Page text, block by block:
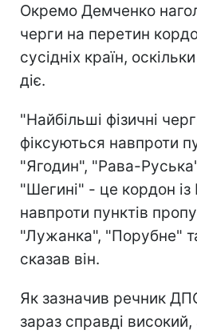
Окремо Демченко
черги на перетин
сусідніх країн,
діє.
"Найбільші фізичні
фіксуються навпроти
"Ягодин", "Рава-
"Шегині" - це кордон
навпроти пунктів
"Лужанка", "Порубне"
сказав він.
Як зазначив речник
зараз справді